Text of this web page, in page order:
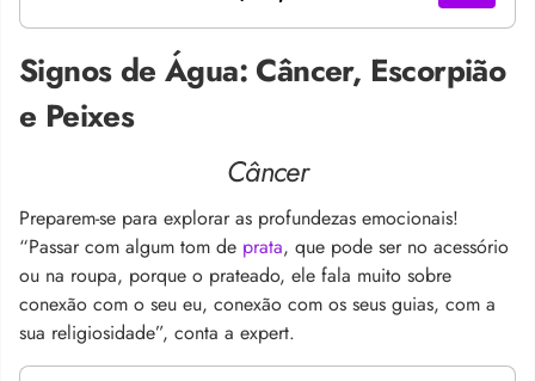
Signos de Água: Câncer, Escorpião
e Peixes
Câncer
Preparem-se para explorar as profundezas emocionais!
“Passar com algum tom de prata, que pode ser no acessório
ou na roupa, porque o prateado, ele fala muito sobre
conexão com o seu eu, conexão com os seus guias, com a
sua religiosidade”, conta a expert.